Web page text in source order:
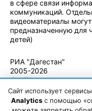
в сфере связи
коммуникаций.
видеоматериалы
предназначенную для
детей)
РИА "Дагестан"
2005-2026
© - Правила
использования
материалов.
Авторские
Сайт использует
Analytics с помощью